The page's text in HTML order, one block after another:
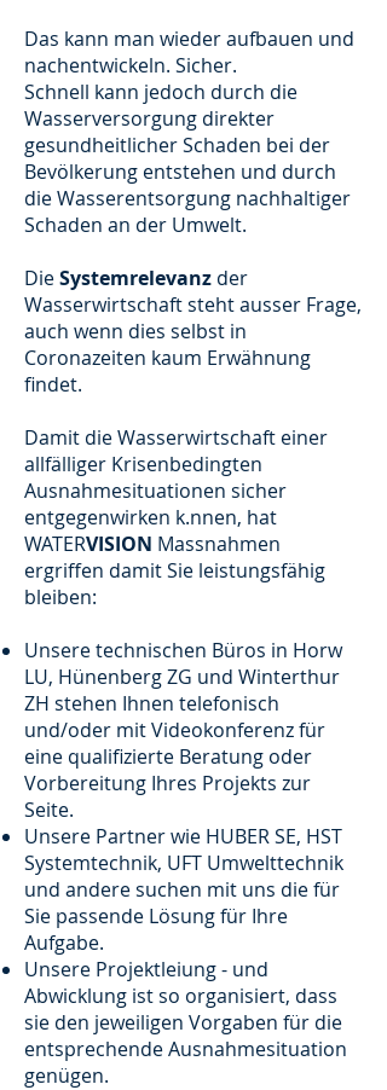
Das kann man wieder aufbauen und
nachentwickeln. Sicher.
Schnell kann jedoch durch die
Wasserversorgung direkter
gesundheitlicher Schaden bei der
Bevölkerung entstehen und durch
die Wasserentsorgung nachhaltiger
Schaden an der Umwelt.
DieSystemrelevanz der
Wasserwirtschaft steht ausser Frage,
auch wenn dies selbst in
Coronazeiten kaum Erwähnung
findet.
Damit die Wasserwirtschaft einer
allfälliger Krisenbedingten
Ausnahmesituationen sicher
entgegenwirken k.nnen, hat
WATERVISION Massnahmen
ergriffen damit Sie leistungsfähig
bleiben:
Unsere technischen Büros in Horw
LU, Hünenberg ZG und Winterthur
ZH stehen Ihnen telefonisch
und/oder mit Videokonferenz für
eine qualifizierte Beratung oder
Vorbereitung Ihres Projekts zur
Seite.
Unsere Partner wie HUBER SE, HST
Systemtechnik, UFT Umwelttechnik
und andere suchen mit uns die für
Sie passende Lösung für Ihre
Aufgabe.
Unsere Projektleiung - und
Abwicklung ist so organisiert, dass
sie den jeweiligen Vorgaben für die
entsprechende Ausnahmesituation
genügen.